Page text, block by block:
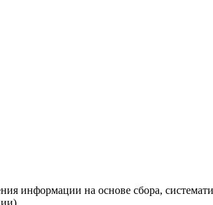
информации на основе сбора,